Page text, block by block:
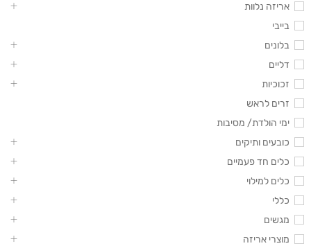
אריזה נלוות
בייבי
בלונים
דליים
זכוכיות
זרים לראש
ימי הולדת/ מסיבות
כובעים ותיקים
כלים חד פעמיים
כלים למילוי
כללי
מגשים
מוצרי אריזה